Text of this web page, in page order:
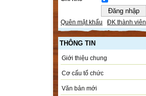
Quên mật khẩu ĐK thành viên
THÔNG TIN
Giới thiệu chung
Cơ cấu tổ chức
Văn bản mới